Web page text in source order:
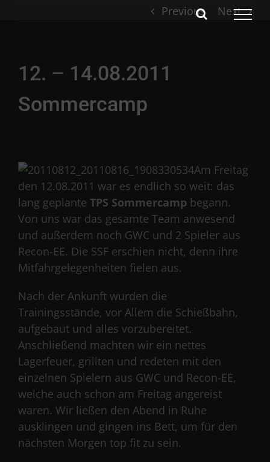
Previous Next
12. – 14.08.2011
Sommercamp
Am Freitag
den 12.08.2011 war es endlich so weit: das
lang geplante TPS Sommercamp begann.
Von uns war das gesamte Team anwesend
und außerdem noch GWC und 2 Spieler aus
Recon-EE. Die SSF erschien nicht, denn ihre
Mitfahrgelegenheiten fielen aus.
Nach der Ankunft wurden die
Trainingsstände, vor Allem die Schießbahn,
aufgebaut und alles vorzubereitet.
Anschließend machten wir ein nettes
Lagerfeuer, grillten und redeten mit den
einzelnen Spielern aus GWC und Recon-EE,
welche auch schon am Freitag angereist
waren. Wir ließen den Abend in Ruhe
ausklingen und gingen ins Bett, um für den
nächsten Morgen top fit zu sein.